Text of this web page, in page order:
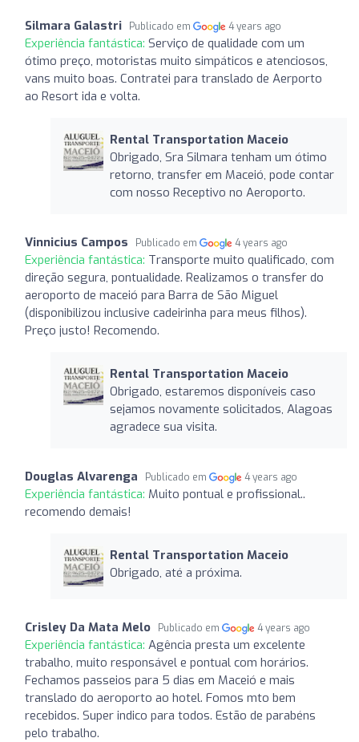
Silmara Galastri Publicado em 4 years ago
Experiência fantástica: Serviço de qualidade com um
ótimo preço, motoristas muito simpáticos e atenciosos,
vans muito boas. Contratei para translado de Aerporto
ao Resort ida e volta.
Rental Transportation Maceio
Obrigado, Sra Silmara tenham um ótimo
retorno, transfer em Maceió, pode contar
com nosso Receptivo no Aeroporto.
Vinnicius Campos Publicado em 4 years ago
Experiência fantástica: Transporte muito qualificado, com
direção segura, pontualidade. Realizamos o transfer do
aeroporto de maceió para Barra de São Miguel
(disponibilizou inclusive cadeirinha para meus filhos).
Preço justo! Recomendo.
Rental Transportation Maceio
Obrigado, estaremos disponíveis caso
sejamos novamente solicitados, Alagoas
agradece sua visita.
Douglas Alvarenga Publicado em 4 years ago
Experiência fantástica: Muito pontual e profissional..
recomendo demais!
Rental Transportation Maceio
Obrigado, até a próxima.
Crisley Da Mata Melo Publicado em 4 years ago
Experiência fantástica: Agência presta um excelente
trabalho, muito responsável e pontual com horários.
Fechamos passeios para 5 dias em Maceió e mais
translado do aeroporto ao hotel. Fomos mto bem
recebidos. Super indico para todos. Estão de parabéns
pelo trabalho.